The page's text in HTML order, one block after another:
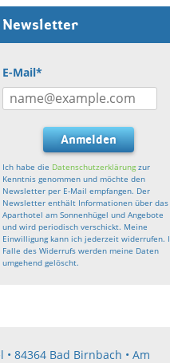
Newsletter
E-Mail*
Anmelden
Ich habe die Datenschutzerklärung zur
Kenntnis genommen und möchte den
Newsletter per E-Mail empfangen. Der
Newsletter enthält Informationen über das
Aparthotel am Sonnenhügel und Angebote
und wird periodisch verschickt. Meine
Einwilligung kann ich jederzeit widerrufen.
Falle des Widerrufs werden meine Daten
umgehend gelöscht.
84364 Bad Birnbach • Am